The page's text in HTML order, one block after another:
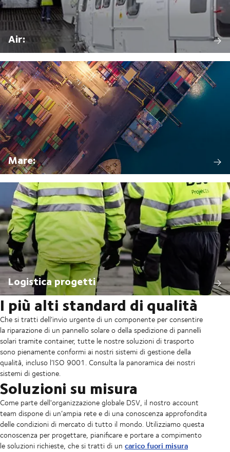
Air:
Mare:
Logistica progetti
I più alti standard di qualità
Che si tratti dell’invio urgente di un componente per consentire
la riparazione di un pannello solare o della spedizione di pannelli
solari tramite container, tutte le nostre soluzioni di trasporto
sono pienamente conformi ai nostri sistemi di gestione della
qualità, incluso l’ISO 9001. Consulta la panoramica dei nostri
sistemi di gestione.
Soluzioni su misura
Come parte dell'organizzazione globale DSV, il nostro account
team dispone di un’ampia rete e di una conoscenza approfondita
delle condizioni di mercato di tutto il mondo. Utilizziamo questa
conoscenza per progettare, pianificare e portare a compimento
le soluzioni richieste, che si tratti di un carico fuori misura